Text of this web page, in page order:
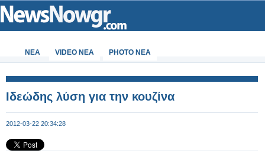
ΝΕΑ VIDEO NEA PHOTO NEA
Ιδεώδης λύση για την κουζίνα
2012-03-22 20:34:28